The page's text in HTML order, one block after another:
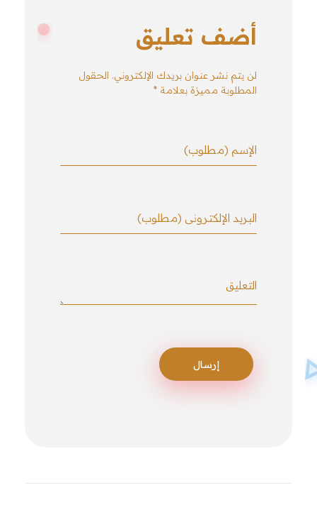
أضف تعليق
لن يتم نشر عنوان بريدك الإلكتروني. الحقول
المطلوبة مميزة بعلامة *